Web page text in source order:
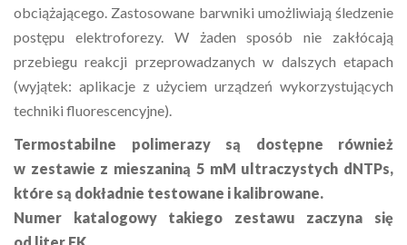
obciążającego. Zastosowane barwniki umożliwiają śledzenie
postępu elektroforezy. W żaden sposób nie zakłócają
przebiegu reakcji przeprowadzanych w dalszych etapach
(wyjątek: aplikacje z użyciem urządzeń wykorzystujących
techniki fluorescencyjne).
Termostabilne polimerazy są dostępne również
w zestawie z mieszaniną 5 mM ultraczystych dNTPs,
które są dokładnie testowane i kalibrowane.
Numer katalogowy takiego zestawu zaczyna się